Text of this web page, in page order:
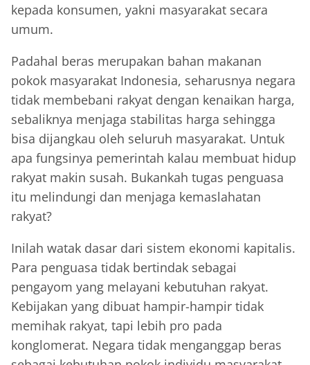
kepada konsumen, yakni masyarakat secara
umum.
Padahal beras merupakan bahan makanan
pokok masyarakat Indonesia, seharusnya negara
tidak membebani rakyat dengan kenaikan harga,
sebaliknya menjaga stabilitas harga sehingga
bisa dijangkau oleh seluruh masyarakat. Untuk
apa fungsinya pemerintah kalau membuat hidup
rakyat makin susah. Bukankah tugas penguasa
itu melindungi dan menjaga kemaslahatan
rakyat?
Inilah watak dasar dari sistem ekonomi kapitalis.
Para penguasa tidak bertindak sebagai
pengayom yang melayani kebutuhan rakyat.
Kebijakan yang dibuat hampir-hampir tidak
memihak rakyat, tapi lebih pro pada
konglomerat. Negara tidak menganggap beras